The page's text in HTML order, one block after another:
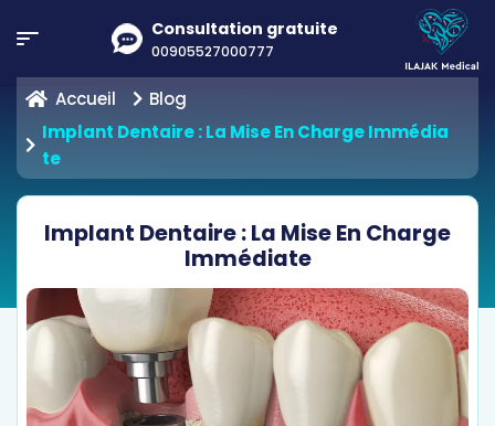
Consultation gratuite
00905527000777
Accueil
Blog
Implant Dentaire : La Mise En Charge Immédia
Te
Implant Dentaire : La Mise En Charge
Immédiate